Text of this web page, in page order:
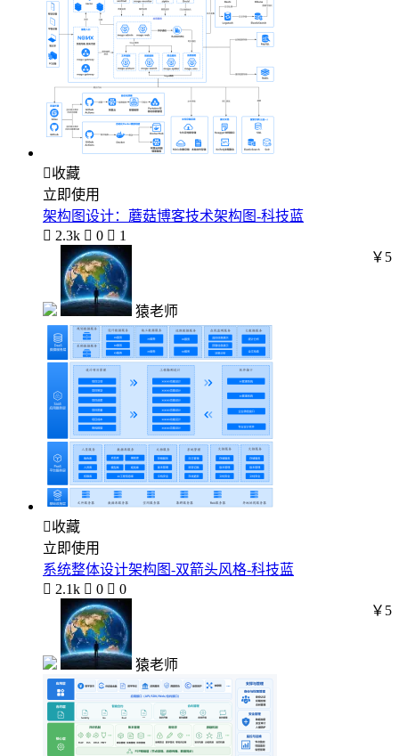
收藏
立即使用
架构图设计：蘑菇博客技术架构图-科技蓝
 2.3k  0  1
猿老师
￥5
收藏
立即使用
系统整体设计架构图-双箭头风格-科技蓝
 2.1k  0  0
猿老师
￥5